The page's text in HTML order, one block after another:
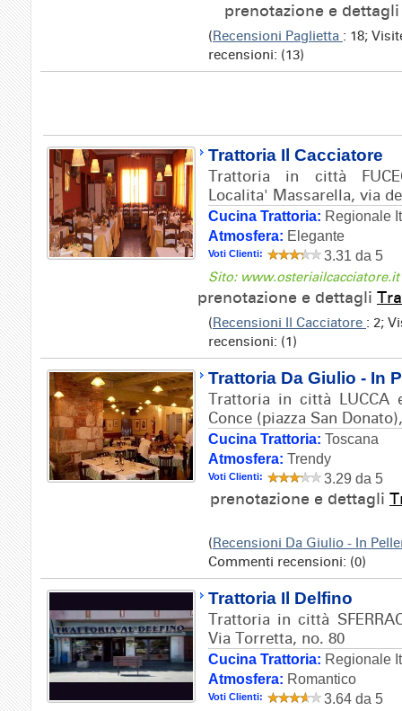
prenotazione e
(Recensioni Paglietta : 18;
recensioni: (13)
Trattoria Il Cacciatore
Trattoria in città
Localita' Massarella, via
Cucina Trattoria: Regionale
Atmosfera: Elegante
Voti Clienti: 3.31 da 5
Sito: www.osteriailcacciatore.it
prenotazione e dettagli
(Recensioni Il Cacciatore : 2;
recensioni: (1)
Trattoria Da Giulio - In
Trattoria in città LUCCA
Conce (piazza San
Cucina Trattoria: Toscana
Atmosfera: Trendy
Voti Clienti: 3.29 da 5
prenotazione e dettagli
(Recensioni Da Giulio - In
Commenti recensioni: (0)
Trattoria Il Delfino
Trattoria in città
Via Torretta, no. 80
Cucina Trattoria: Regionale
Atmosfera: Romantico
Voti Clienti: 3.64 da 5